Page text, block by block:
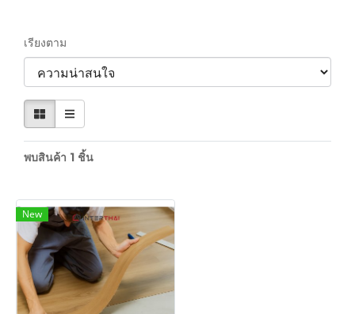
เรียงตาม
พบสินค้า 1 ชิ้น
New